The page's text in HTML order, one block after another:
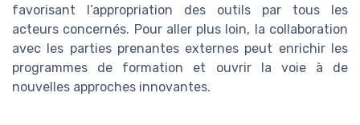
favorisant l’appropriation des outils par tous les
acteurs concernés. Pour aller plus loin, la collaboration
avec les parties prenantes externes peut enrichir les
programmes de formation et ouvrir la voie à de
nouvelles approches innovantes.